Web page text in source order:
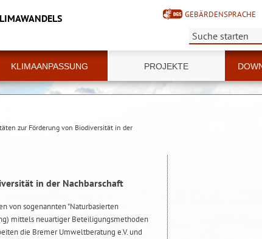
GEBÄRDENSPRACHE
Suche:
KLIMAANPASSUNG PROJEKTE
zur Förderung von Biodiversität in der
in der Nachbarschaft
von sogenannten "Naturbasierten
mittels neuartiger Beteiligungsmethoden
die Bremer Umweltberatung e.V. und